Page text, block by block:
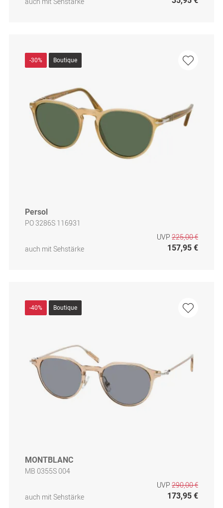
-30% Boutique
Persol
PO 3286S 116931
auch mit Sehstärke
UVP 225,00 €
157,95 €
-40% Boutique
MONTBLANC
MB 0355S 004
auch mit Sehstärke
UVP 290,00 €
173,95 €